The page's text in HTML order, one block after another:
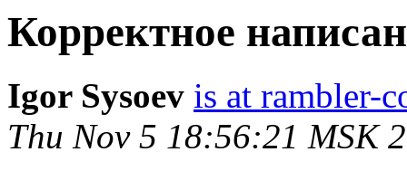
Корректное
Igor Sysoev is at rambler-
Thu Nov 5 18:56:21 MSK